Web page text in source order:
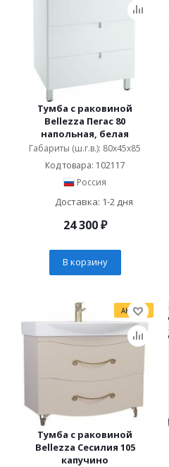
Тумба с раковиной
Bellezza Пегас 80
напольная, белая
Габариты (ш.г.в.): 80x45x85
Код товара: 102117
Россия
Доставка: 1-2 дня
24 300₽
В корзину
АКЦИЯ
Тумба с раковиной
Bellezza Сесилия 105
капучино